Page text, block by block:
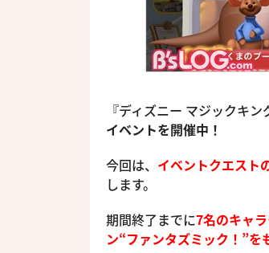
『ディズニー マジックキン
イベントを開催中！
今回は、 イベントクエスト
します。
期間終了までに7名のキャ
ン“ファンタズミック！”を